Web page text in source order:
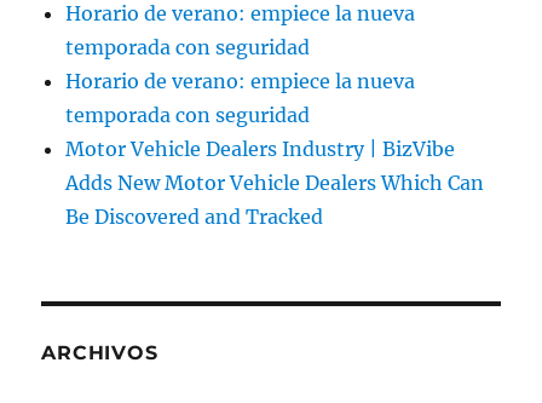
Horario de verano: empiece la nueva
temporada con seguridad
Horario de verano: empiece la nueva
temporada con seguridad
Motor Vehicle Dealers Industry | BizVibe
Adds New Motor Vehicle Dealers Which Can
Be Discovered and Tracked
ARCHIVOS